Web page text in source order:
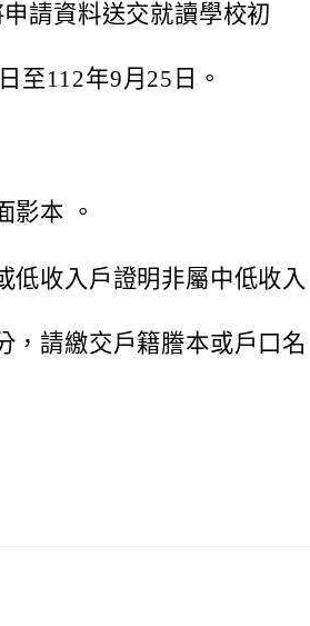
請資料送交就讀學校初
至112年9月25日。
影本 。
低收入戶證明非屬中低收入
，請繳交戶籍謄本或戶口名